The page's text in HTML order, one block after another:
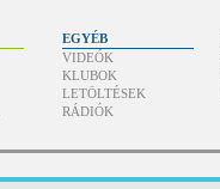
EGYÉB
VIDEÓK
KLUBOK
LETÖLTÉSEK
RÁDIÓK